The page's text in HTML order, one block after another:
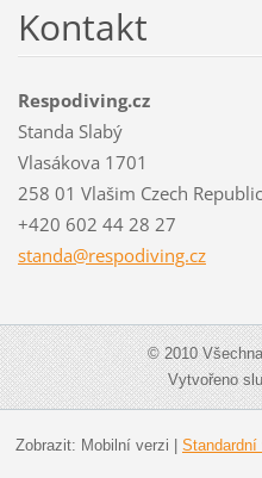
Kontakt
Respodiving.cz
Standa Slabý
Vlasákova 1701
258 01 Vlašim Czech Republic
+420 602 44 28 27
standa@respodiving.cz
© 2010
Vytvořeno
Zobrazit: Mobilní verzi Standardní